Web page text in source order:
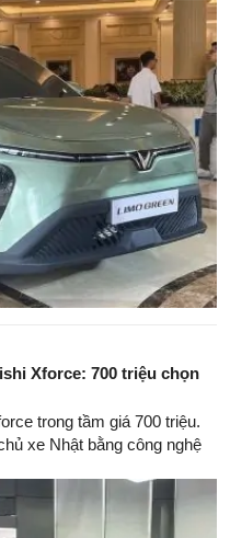
Xforce: 700 triệu chọn
trong tầm giá 700 triệu.
xe Nhật bằng công nghệ